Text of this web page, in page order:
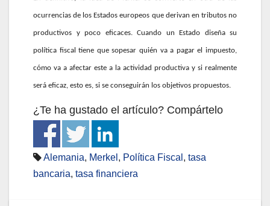
ocurrencias de los Estados europeos que derivan en tributos no
productivos y poco eficaces. Cuando un Estado diseña su
política fiscal tiene que sopesar quién va a pagar el impuesto,
cómo va a afectar este a la actividad productiva y si realmente
será eficaz, esto es, si se conseguirán los objetivos propuestos.
¿Te ha gustado el artículo? Compártelo
Alemania, Merkel , Política Fiscal , tasa
bancaria, tasa financiera